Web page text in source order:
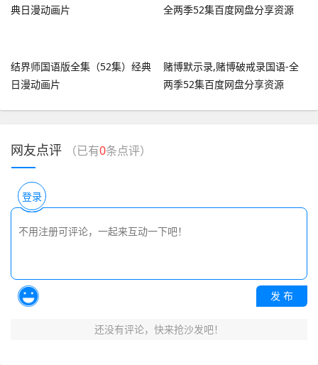
结界师国语版全集（52集）经典
日漫动画片
赌博默示录,赌博破戒录国语-全
两季52集百度网盘分享资源
网友点评 （已有0条点评）
登录
发 布
还没有评论，快来抢沙发吧！